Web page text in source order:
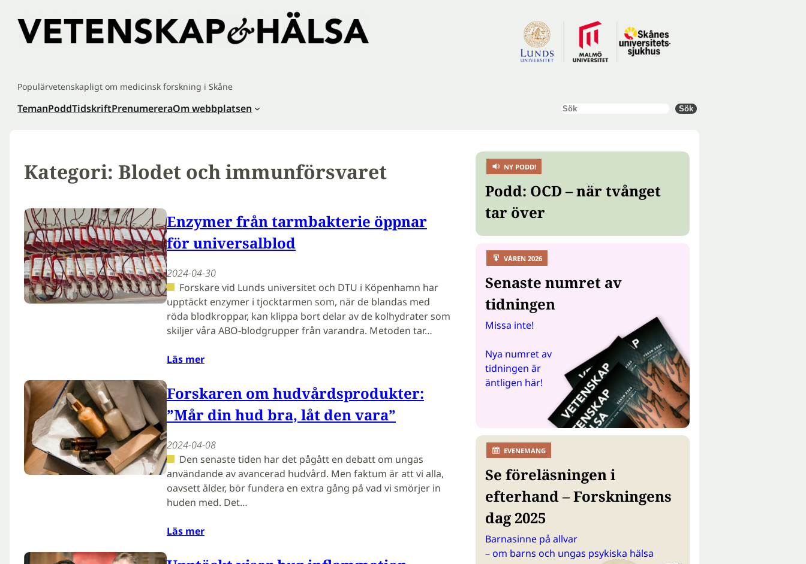
innehåll
Populärvetenskapligt om medicinsk forskning i Skåne
TemanPoddTidskriftPrenumereraOm webbplatsen Sök Sök
Kategori: Blodet och immunförsvaret
Enzymer från tarmbakterie öppnar
för universalblod
2024-04-30
Forskare vid Lunds universitet och DTU i Köpenhamn har
upptäckt enzymer i tjocktarmen som, när de blandas med
röda blodkroppar, kan klippa bort delar av de kolhydrater som
skiljer våra ABO-blodgrupper från varandra. Metoden tar…
Läs mer
Forskaren om hudvårdsprodukter:
”Mår din hud bra, låt den vara”
2024-04-08
Den senaste tiden har det pågått en debatt om ungas
användande av avancerad hudvård. Men faktum är att vi alla,
oavsett ålder, bör fundera en extra gång på vad vi smörjer in
huden med. Det…
Läs mer
NY PODD!
Podd: OCD – när tvånget
tar över
VÅREN 2026
Senaste numret av
tidningen
Missa inte!
Nya numret av
tidningen är
äntligen här!
EVENEMANG
Se föreläsningen i
efterhand – Forskningens
dag 2025
Barnasinne på allvar
– om barns och ungas psykiska hälsa